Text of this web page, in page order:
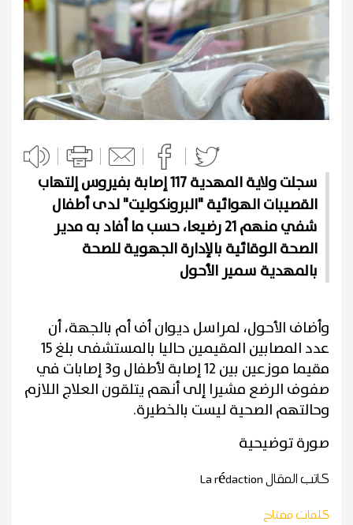
سجلت ولاية المهدية 117 إصابة بفيروس إلتهاب
القصيبات الهوائية "البرونكوليت" لدى أطفال
شفي منهم 21 رضيعا، حسب ما أفاد به مدير
الصحة الوقائية بالإدارة الجهوية للصحة
بالمهدية سمير الأحول
وأضاف الأحول، لمراسل ديوان أف أم بالجهة، أن
عدد المصابين المقيمين حاليا بالمستشفى بلغ 15
مقيما موزعين بين 12 إصابة لأطفال و3 إصابات في
صفوف الرضع مشيرا إلى أنهم يتلقون العلاج اللازم
وحالتهم الصحية ليست بالخطيرة.
صورة توضيحية
كاتب المقالLa rédaction
كلمات مفتاح